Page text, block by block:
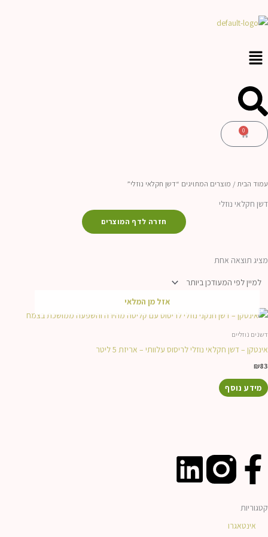
לתוכן
0
עגלת
קניות
עמוד הבית / מוצרים המתויגים “דשן חקלאי נוזלי”
דשן חקלאי נוזלי
חזרה לדף המוצרים
מציג תוצאה אחת
אזל מן המלאי
דשנים נוזליים
אינטקן – דשן חקלאי נוזלי לריסוס עלוותי – אריזת 5 ליטר
₪83
מידע נוסף
F
a
c
L
קטגוריות
אינטאגרו